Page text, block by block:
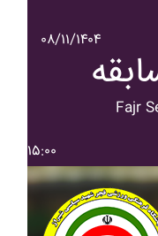
۰۸/۱۱/۱۴۰۴
۱۵:۰۰